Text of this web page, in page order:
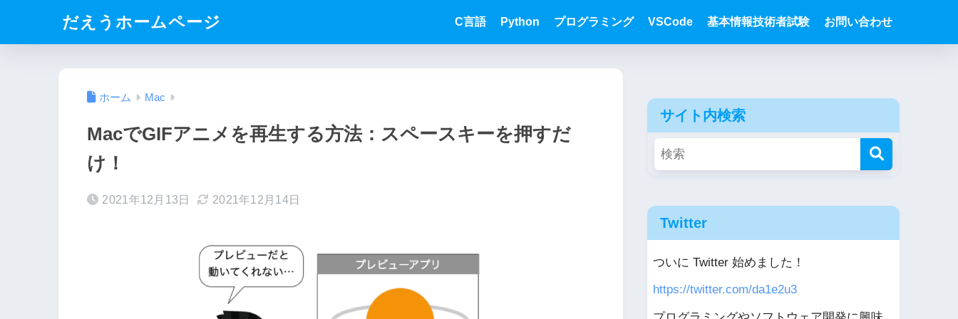
だえうホームページ C言語 Python プログラミング VSCode 基本情報技術者試験 お問い合わせ
ホーム Mac
MacでGIFアニメを再生する方法：スペースキーを押すだ
け！
2021年12月13日 2021年12月14日
サイト内検索
Twitter
ついに Twitter 始めました！
https://twitter.com/da1e2u3